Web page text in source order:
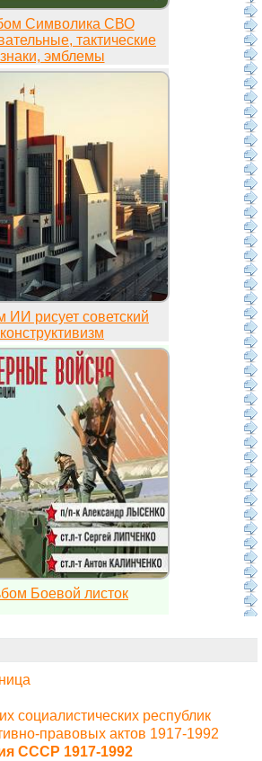
Символика СВО
тактические
знаки, эмблемы
ИИ рисует советский
конструктивизм
Боевой листок
социалистических республик
правовых актов 1917-1992
СССР 1917-1992